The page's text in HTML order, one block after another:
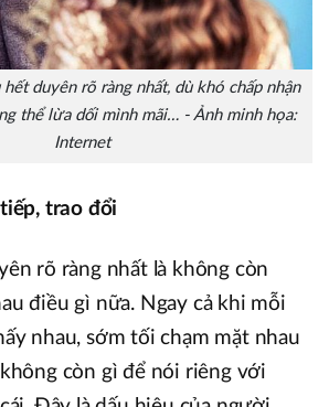
duyên rõ ràng nhất, dù khó chấp nhận
thể lừa dối mình mãi… - Ảnh minh họa:
Internet
trao đổi
rõ ràng nhất là không còn
điều gì nữa. Ngay cả khi mỗi
nhau, sớm tối chạm mặt nhau
còn gì để nói riêng với